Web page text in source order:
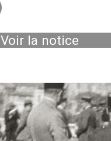
Voir la notice